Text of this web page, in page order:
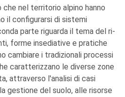
che nel territorio alpino hanno
il configurarsi di sistemi
parte riguarda il tema del ri-
forme insediative e pratiche
cambiare i tradizionali processi
caratterizzano le diverse zone
attraverso l'analisi di casi
gestione del suolo, alle risorse